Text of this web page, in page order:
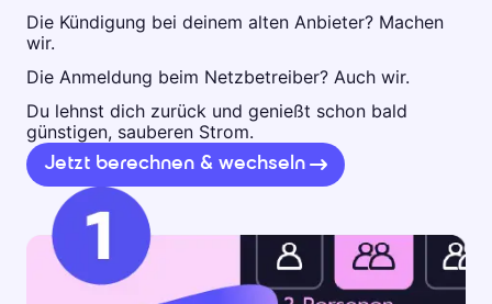
Die Kündigung bei deinem alten Anbieter? Machen
wir.
Die Anmeldung beim Netzbetreiber? Auch wir.
Du lehnst dich zurück und genießt schon bald
günstigen, sauberen Strom.
Jetzt berechnen & wechseln